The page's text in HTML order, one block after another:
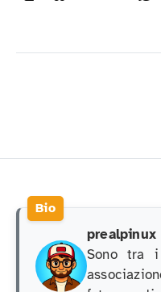
prealpinux
Sono tra